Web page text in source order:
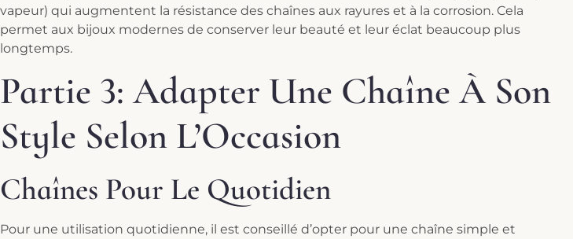
vapeur) qui augmentent la résistance des chaînes aux rayures et à la corrosion. Cela
permet aux bijoux modernes de conserver leur beauté et leur éclat beaucoup plus
longtemps.
Partie 3: Adapter Une Chaîne À Son
Style Selon L’Occasion
Chaînes Pour Le Quotidien
Pour une utilisation quotidienne, il est conseillé d’opter pour une chaîne simple et